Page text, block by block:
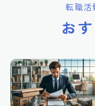
転職活
お